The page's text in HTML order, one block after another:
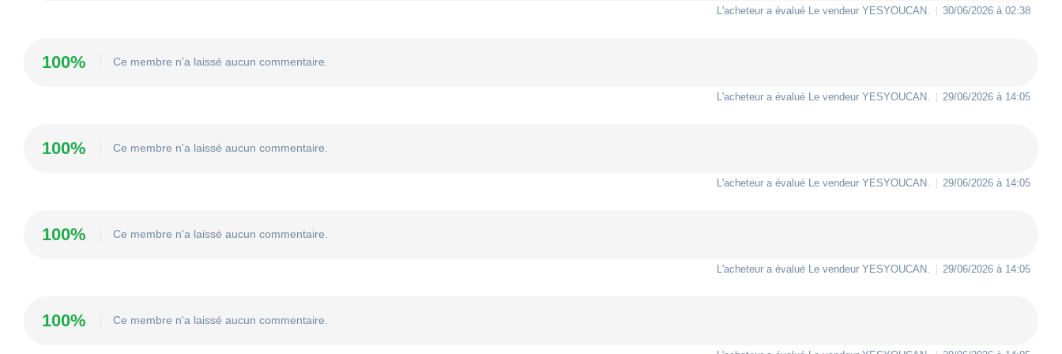
L'acheteur a évalué Le vendeur YESYOUCAN 30/06/2026 à 02:38
100% Ce membre n'a laissé aucun commentaire.
L'acheteur a évalué Le vendeur YESYOUCAN 29/06/2026 à 14:05
100% Ce membre n'a laissé aucun commentaire.
L'acheteur a évalué Le vendeur YESYOUCAN 29/06/2026 à 14:05
100% Ce membre n'a laissé aucun commentaire.
L'acheteur a évalué Le vendeur YESYOUCAN 29/06/2026 à 14:05
100% Ce membre n'a laissé aucun commentaire.